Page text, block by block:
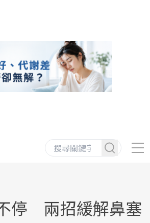
停 兩招緩解鼻塞